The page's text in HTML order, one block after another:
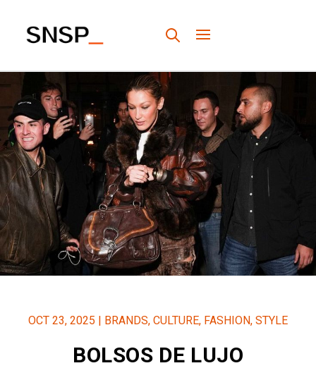
BOLSOS DE LUJO
OCT 23, 2025 | BRANDS, CULTURE, FASHION, STYLE